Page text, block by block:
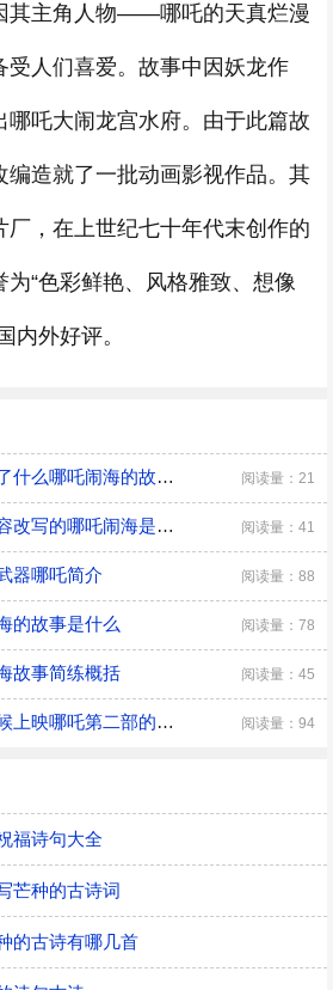
其主角人物——哪吒的天真烂漫
受人们喜爱。故事中因妖龙作
哪吒大闹龙宫水府。由于此篇故
编造就了一批动画影视作品。其
厂，在上世纪七十年代末创作的
为“色彩鲜艳、风格雅致、想像
内外好评。
哪吒闹海的故事主要讲了什么哪吒闹海的故事主要讲什么 阅读量：21
哪吒闹海是根据什么内容改写的哪吒闹海是根据什么的有关内容改写的? 阅读量：41
器哪吒简介 阅读量：88
的故事是什么 阅读量：78
故事简练概括 阅读量：45
哪吒第二部电影什么时候上映哪吒第二部的主角是谁 阅读量：94
福诗句大全
芒种的古诗词
的古诗有哪几首